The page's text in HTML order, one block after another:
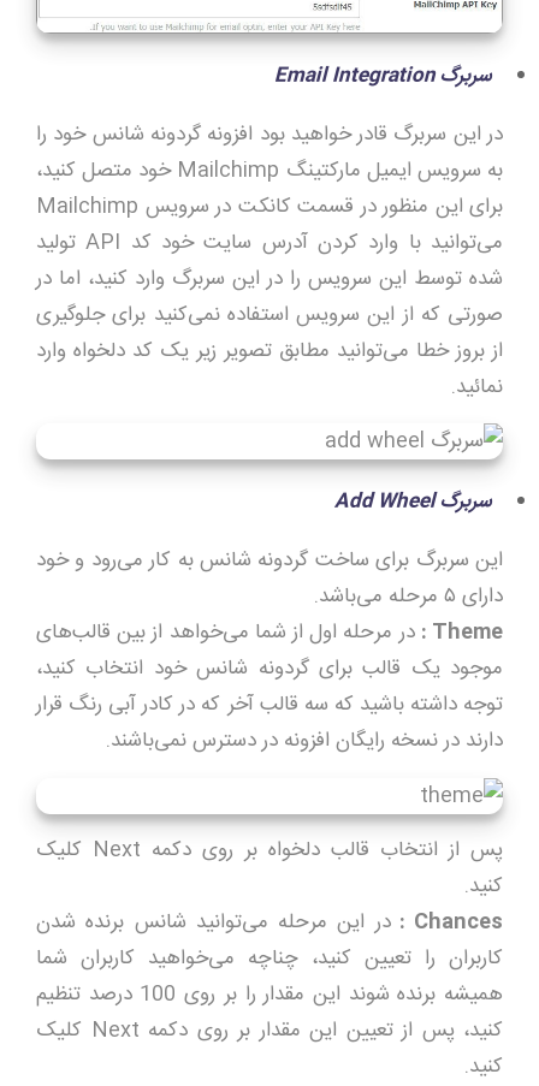
سربرگEmail Integration
در این سربرگ قادر خواهید بود افزونه گردونه شانس خود را
به سرویس ایمیل مارکتینگ Mailchimp خود متصل کنید،
برای این منظور در قسمت کانکت در سرویس Mailchimp
می‌توانید با وارد کردن آدرس سایت خود کد API تولید
شده توسط این سرویس را در این سربرگ وارد کنید، اما در
صورتی که از این سرویس استفاده نمی‌کنید برای جلوگیری
از بروز خطا می‌توانید مطابق تصویر زیر یک کد دلخواه وارد
نمائید.
سربرگAdd Wheel
این سربرگ برای ساخت گردونه شانس به کار می‌رود و خود
دارای ۵ مرحله می‌باشد.
Theme
: در مرحله اول از شما می‌خواهد از بین قالب‌های
موجود یک قالب برای گردونه شانس خود انتخاب کنید،
توجه داشته باشید که سه قالب آخر که در کادر آبی رنگ قرار
دارند در نسخه رایگان افزونه در دسترس نمی‌باشند.
پس از انتخاب قالب دلخواه بر روی دکمه Next کلیک
کنید.
Chances
:در این مرحله می‌توانید شانس برنده شدن
کاربران را تعیین کنید، چناچه می‌خواهید کاربران شما
همیشه برنده شوند این مقدار را بر روی 100 درصد تنظیم
کنید، پس از تعیین این مقدار بر روی دکمه Next کلیک
کنید.